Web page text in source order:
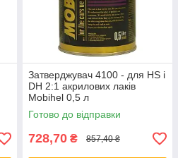
Затверджувач 4100 - для HS і
DH 2:1 акрилових лаків
Mobihel 0,5 л
Готово до відправки
728,70 ₴ 857,40 ₴